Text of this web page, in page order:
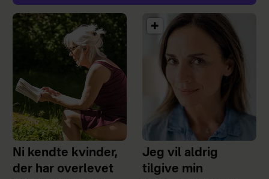
Ni kendte kvinder,
der har overlevet
Jeg vil aldrig
tilgive min